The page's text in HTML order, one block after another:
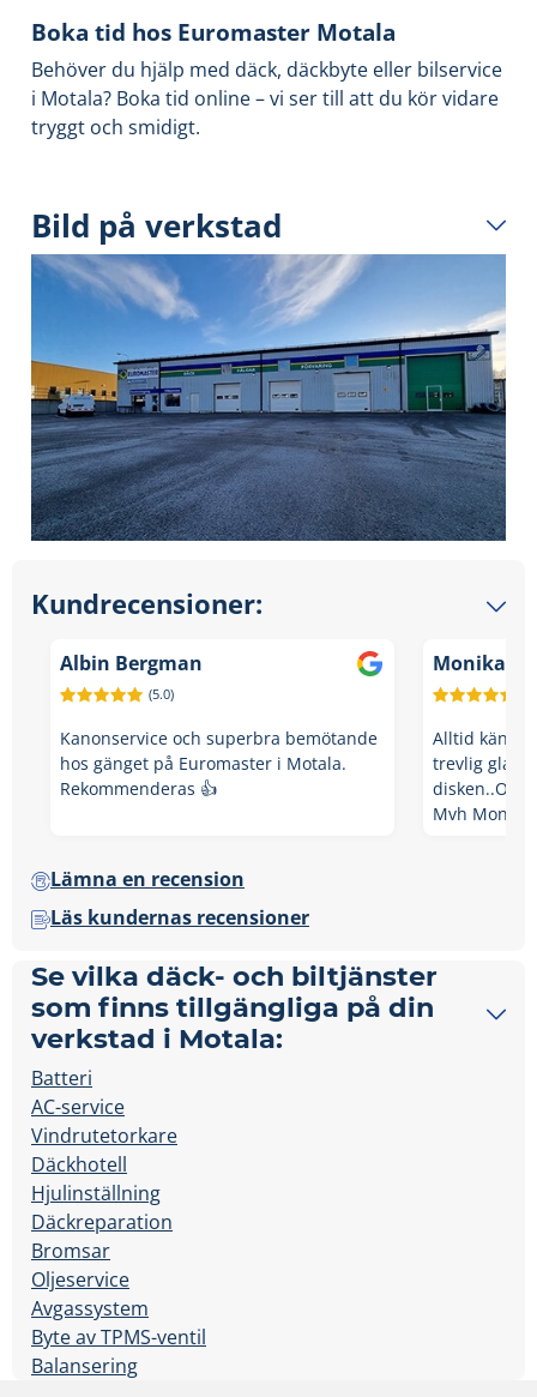
Boka tid hos Euromaster Motala
Behöver du hjälp med däck, däckbyte eller bilservice
i Motala? Boka tid online – vi ser till att du kör vidare
tryggt och smidigt.
Bild på verkstad
Kundrecensioner:
Albin Bergman
(5.0)
Kanonservice och superbra bemötande
hos gänget på Euromaster i Motala.
Rekommenderas 👍
Monika
Alltid
trevlig glad
disken..Och
Mvh Monika
Lämna en recension
Läs kundernas recensioner
Se vilka däck- och biltjänster
som finns tillgängliga på din
verkstad i Motala:
Batteri
AC-service
Vindrutetorkare
Däckhotell
Hjulinställning
Däckreparation
Bromsar
Oljeservice
Avgassystem
Byte av TPMS-ventil
Balansering